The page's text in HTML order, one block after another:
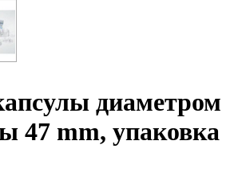
диаметром
47 mm, упаковка